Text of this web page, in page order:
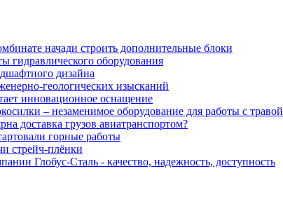
начади строить дополнительные блоки
гидравлического оборудования
дизайна
геологических изысканий
инновационное оснащение
– незаменимое оборудование для работы с травой
доставка грузов авиатранспортом?
горные работы
стрейч-плёнки
Глобус-Сталь - качество, надежность, доступность